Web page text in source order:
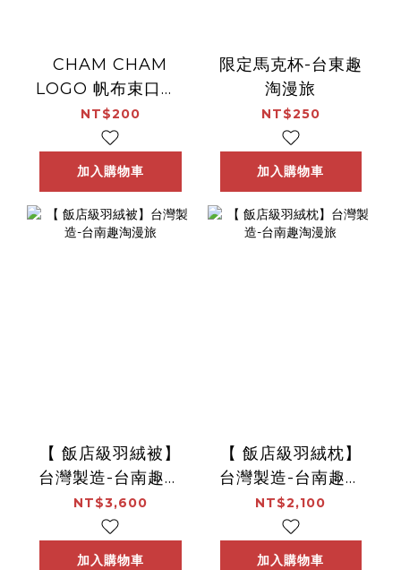
CHAM CHAM
LOGO 帆布束口袋-
台東趣淘漫旅
NT$200
加入購物車
限定馬克杯-台東趣
淘漫旅
NT$250
加入購物車
【 飯店級羽絨被】
台灣製造-台南趣淘
漫旅
NT$3,600
加入購物車
【 飯店級羽絨枕】
台灣製造-台南趣淘
漫旅
NT$2,100
加入購物車